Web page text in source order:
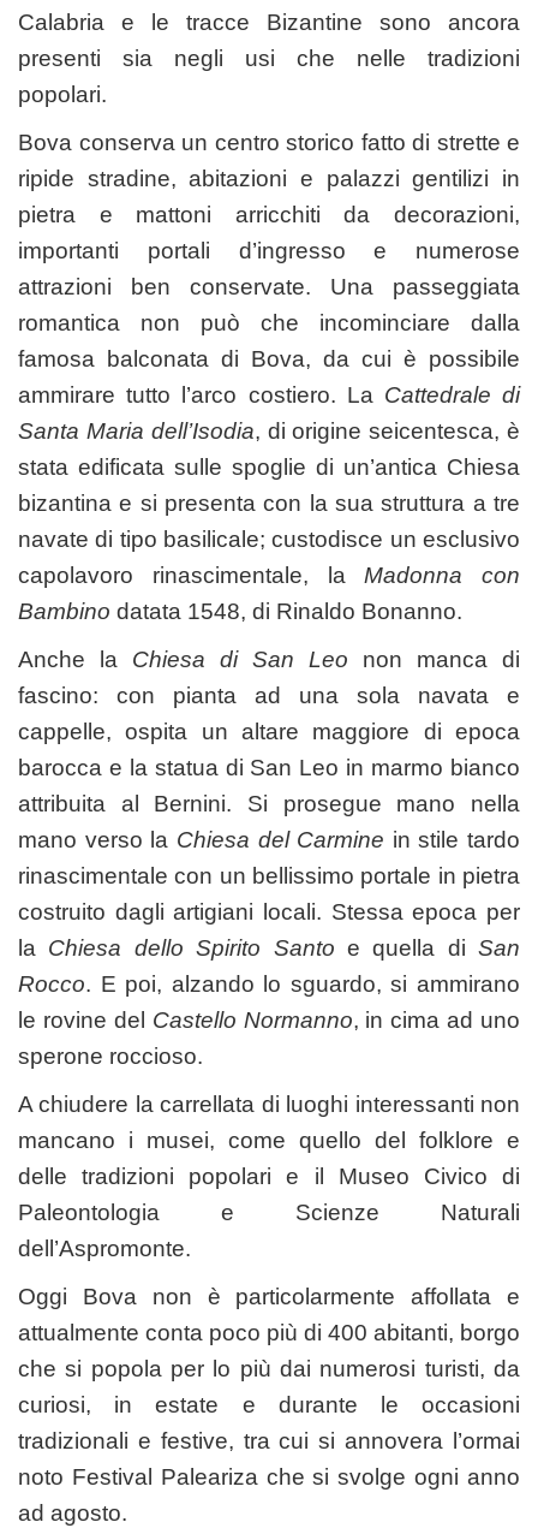
Calabria e le tracce Bizantine sono ancora
presenti sia negli usi che nelle tradizioni
popolari.
Bova conserva un centro storico fatto di strette e
ripide stradine, abitazioni e palazzi gentilizi in
pietra e mattoni arricchiti da decorazioni,
importanti portali d’ingresso e numerose
attrazioni ben conservate. Una passeggiata
romantica non può che incominciare dalla
famosa balconata di Bova, da cui è possibile
ammirare tutto l’arco costiero. La Cattedrale di
Santa Maria dell’Isodia, di origine seicentesca, è
stata edificata sulle spoglie di un’antica Chiesa
bizantina e si presenta con la sua struttura a tre
navate di tipo basilicale; custodisce un esclusivo
capolavoro rinascimentale, laMadonna con
Bambino datata 1548, di Rinaldo Bonanno.
Anche la Chiesa di San Leo non manca di
fascino: con pianta ad una sola navata e
cappelle, ospita un altare maggiore di epoca
barocca e la statua di San Leo in marmo bianco
attribuita al Bernini. Si prosegue mano nella
mano verso la Chiesa del Carmine in stile tardo
rinascimentale con un bellissimo portale in pietra
costruito dagli artigiani locali. Stessa epoca per
la Chiesa dello Spirito Santo e quella di San
Rocco. E poi, alzando lo sguardo, si ammirano
le rovine del Castello Normanno, in cima ad uno
sperone roccioso.
A chiudere la carrellata di luoghi interessanti non
mancano i musei, come quello del folklore e
delle tradizioni popolari e il Museo Civico di
Paleontologia e Scienze Naturali
dell’Aspromonte.
Oggi Bova non è particolarmente affollata e
attualmente conta poco più di 400 abitanti, borgo
che si popola per lo più dai numerosi turisti, da
curiosi, in estate e durante le occasioni
tradizionali e festive, tra cui si annovera l’ormai
noto Festival Paleariza che si svolge ogni anno
ad agosto.